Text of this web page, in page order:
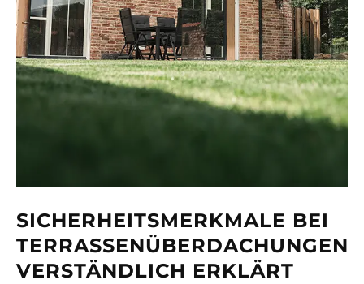
SICHERHEITSMERKMALE BEI
TERRASSENÜBERDACHUNGEN
VERSTÄNDLICH ERKLÄRT